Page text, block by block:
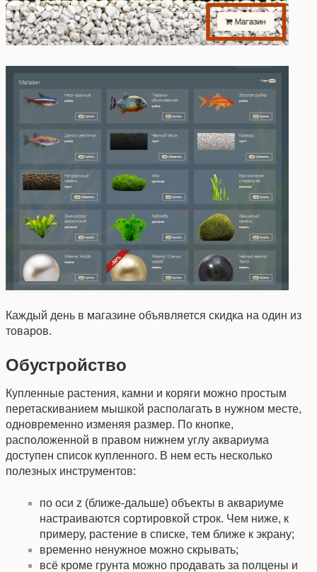
Каждый день в магазине объявляется скидка на один из
товаров.
Обустройство
Купленные растения, камни и коряги можно простым
перетаскиванием мышкой располагать в нужном месте,
одновременно изменяя размер. По кнопке,
расположенной в правом нижнем углу аквариума
доступен список купленного. В нем есть несколько
полезных инструментов:
по оси z (ближе-дальше) объекты в аквариуме
настраиваются сортировкой строк. Чем ниже, к
примеру, растение в списке, тем ближе к экрану;
временно ненужное можно скрывать;
всё кроме грунта можно продавать за полцены и